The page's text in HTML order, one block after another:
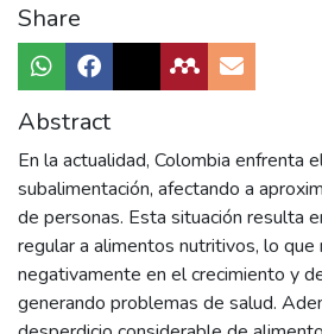
Share
Abstract
En la actualidad, Colombia enfrenta
subalimentación, afectando a
de personas. Esta situación resulta
regular a alimentos nutritivos, lo que
negativamente en el crecimiento y
generando problemas de salud.